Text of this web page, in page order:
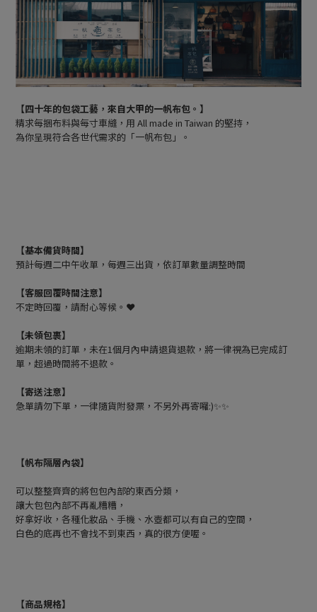
【四十年的包袋工藝，來自大甲的一帆布包。】
精求每捆布料與每寸車縫，用 All made in Taiwan 的堅持，
為你呈現符合各世代需求的「一帆布包」。
【基本備貨時間】
預計每週二中午收單，每週三出貨，依訂單數量調整時間
【客服回覆時間注意】
不定時回覆，請耐心等候。❤️
【未領包裹】
逾期未領的訂單，未在1個月內申請退貨退款，將一律視為已完成訂
單，超過時間將不退款。
【寄送注意】
急單請勿下單，一律隨貨附發票，不另外再寄囉:)✨✨
【帆布隔層內袋】
可以整整齊齊的將包包內部的東西分類，
讓大包包內部不再亂糟糟，
好拿好收，各種化妝品、手機、水壺都可以有自己的空間，
白色的底再也不會找不到東西，真的很方便喔。
【商品規格】